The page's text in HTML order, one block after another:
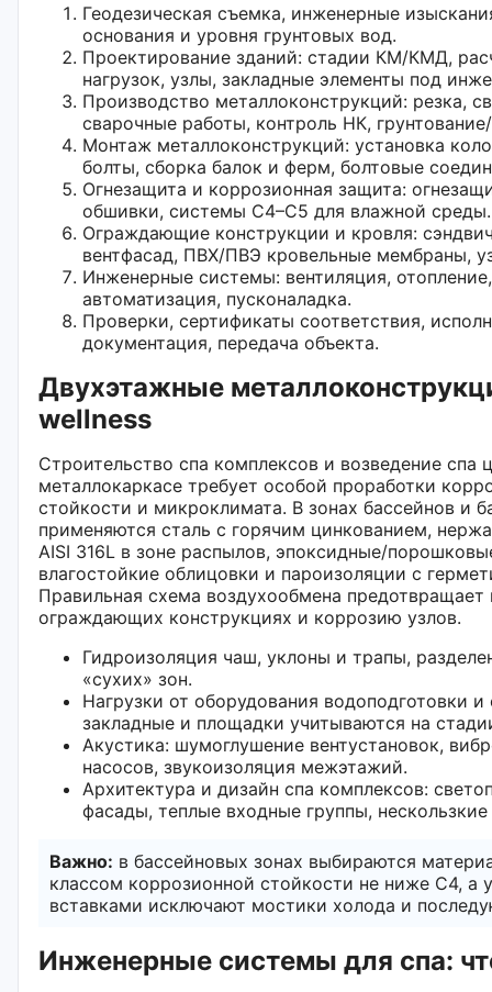
Геодезическая съемка, инженерные
основания и уровня грунтовых вод.
Проектирование зданий: стадии КМ/КМД,
нагрузок, узлы, закладные элементы под
Производство металлоконструкций: резка,
сварочные работы, контроль НК,
Монтаж металлоконструкций: установка
болты, сборка балок и ферм, болтовые
Огнезащита и коррозионная защита:
обшивки, системы C4–C5 для влажной среды.
Ограждающие конструкции и кровля:
вентфасад, ПВХ/ПВЭ кровельные мембраны,
Инженерные системы: вентиляция,
автоматизация, пусконаладка.
Проверки, сертификаты соответствия,
документация, передача объекта.
Двухэтажные
wellness
Строительство спа комплексов и возведение спа
металлокаркасе требует особой проработки
стойкости и микроклимата. В зонах бассейнов и
применяются сталь с горячим цинкованием,
AISI 316L в зоне распылов, эпоксидные/
влагостойкие облицовки и пароизоляции с
Правильная схема воздухообмена предотвращает
ограждающих конструкциях и коррозию узлов.
Гидроизоляция чаш, уклоны и трапы,
«сухих» зон.
Нагрузки от оборудования водоподготовки
закладные и площадки учитываются на
Акустика: шумоглушение вентустановок,
насосов, звукоизоляция межэтажий.
Архитектура и дизайн спа комплексов:
фасады, теплые входные группы, нескользкие
Важно: в бассейновых зонах выбираются
классом коррозионной стойкости не ниже C4, а
вставками исключают мостики холода и
Инженерные системы для спа: